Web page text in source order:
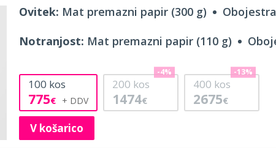
Ovitek: Mat premazni papir (300 g)
Notranjost: Mat premazni papir (110 g)
100 kos
775€
200 kos
1474€
-4%
400 kos
2675€
-13%
V košarico